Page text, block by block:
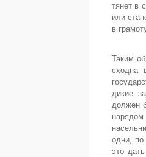
тянет в
или
в
Таким
сходна
дикие
должен
одни, по
это